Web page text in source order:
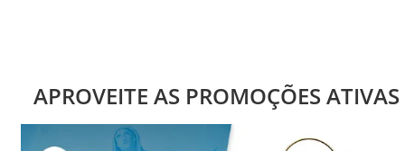
APROVEITE AS PROMOÇÕES ATIVAS